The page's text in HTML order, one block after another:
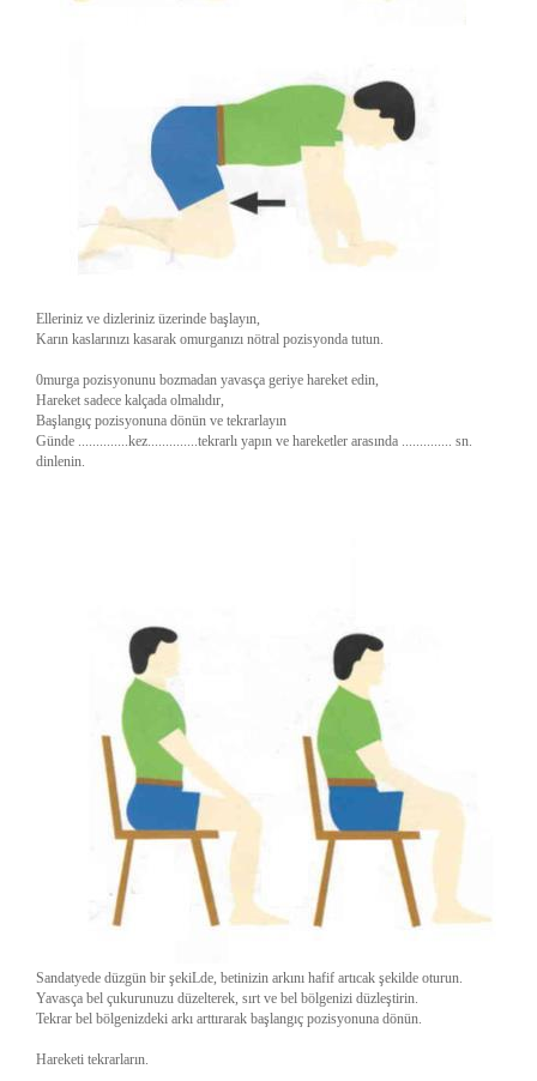
Elleriniz ve dizleriniz üzerinde başlayın,
Karın kaslarınızı kasarak omurganızı nötral pozisyonda tutun.
0murga pozisyonunu bozmadan yavasça geriye hareket edin,
Hareket sadece kalçada olmalıdır,
Başlangıç pozisyonuna dönün ve tekrarlayın
Günde ..............kez..............tekrarlı yapın ve hareketler arasında .............. sn.
dinlenin.
Sandatyede düzgün bir şekiLde, betinizin arkını hafif artıcak şekilde oturun.
Yavasça bel çukurunuzu düzelterek, sırt ve bel bölgenizi düzleştirin.
Tekrar bel bölgenizdeki arkı arttırarak başlangıç pozisyonuna dönün.
Hareketi tekrarların.